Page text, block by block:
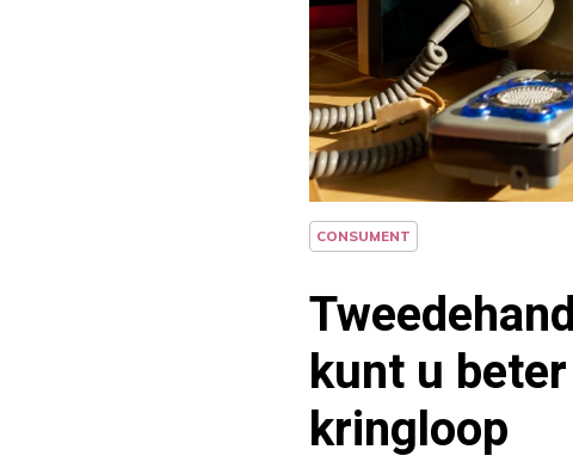
CONSUMENT
kunt u
kringloop